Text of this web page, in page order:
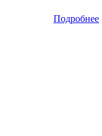
Подробнее